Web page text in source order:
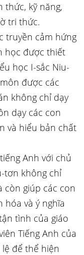
thức, kỹ năng,
tri thức.
truyền cảm hứng
học được thiết
học I-sắc Niu-
được các
không chỉ dạy
dạy các con
và hiểu bản chất
Anh với chủ
tơn không chỉ
còn giúp các con
hóa và ý nghĩa
tình của giáo
Tiếng Anh của
để thể hiện